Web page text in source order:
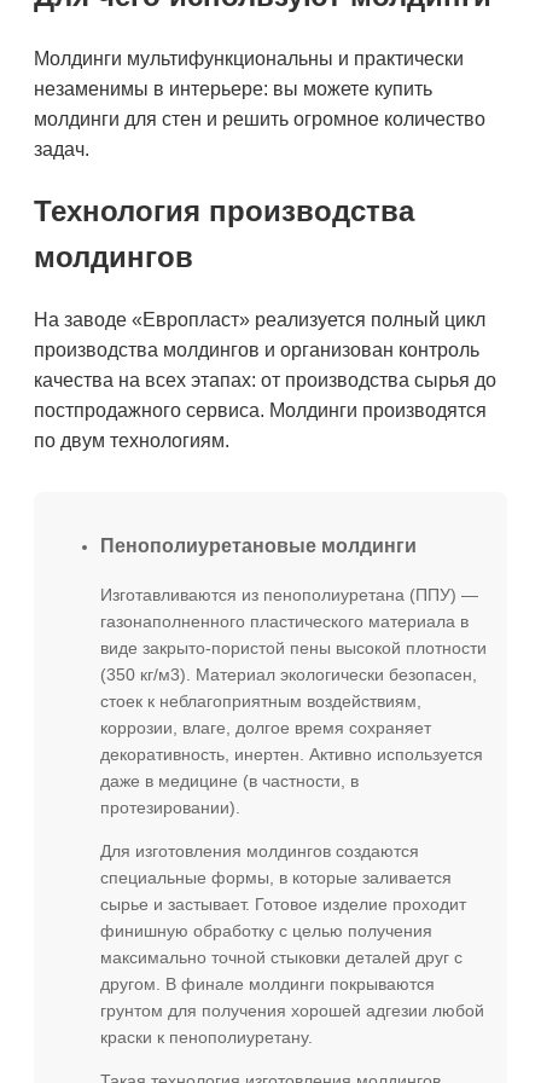
Молдинги мультифункциональны и практически
незаменимы в интерьере: вы можете купить
молдинги для стен и решить огромное количество
задач.
Технология производства
молдингов
На заводе «Европласт» реализуется полный цикл
производства молдингов и организован контроль
качества на всех этапах: от производства сырья до
постпродажного сервиса. Молдинги производятся
по двум технологиям.
Пенополиуретановые молдинги
Изготавливаются из пенополиуретана (ППУ) —
газонаполненного пластического материала в
виде закрыто-пористой пены высокой плотности
(350 кг/м3). Материал экологически безопасен,
стоек к неблагоприятным воздействиям,
коррозии, влаге, долгое время сохраняет
декоративность, инертен. Активно используется
даже в медицине (в частности, в
протезировании).
Для изготовления молдингов создаются
специальные формы, в которые заливается
сырье и застывает. Готовое изделие проходит
финишную обработку с целью получения
максимально точной стыковки деталей друг с
другом. В финале молдинги покрываются
грунтом для получения хорошей адгезии любой
краски к пенополиуретану.